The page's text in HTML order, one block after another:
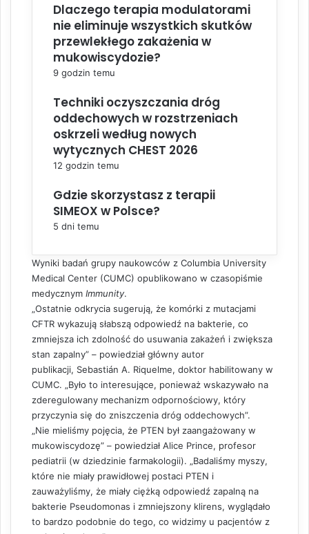
Dlaczego terapia modulatorami
nie eliminuje wszystkich skutków
przewlekłego zakażenia w
mukowiscydozie?
9 godzin temu
Techniki oczyszczania dróg
oddechowych w rozstrzeniach
oskrzeli według nowych
wytycznych CHEST 2026
12 godzin temu
Gdzie skorzystasz z terapii
SIMEOX w Polsce?
5 dni temu
Wyniki badań grupy naukowców z Columbia University
Medical Center (CUMC) opublikowano w czasopiśmie
medycznym Immunity.
„Ostatnie odkrycia sugerują, że komórki z mutacjami
CFTR wykazują słabszą odpowiedź na bakterie, co
zmniejsza ich zdolność do usuwania zakażeń i zwiększa
stan zapalny” – powiedział główny autor
publikacji, Sebastián A. Riquelme, doktor habilitowany w
CUMC. „Było to interesujące, ponieważ wskazywało na
zderegulowany mechanizm odpornościowy, który
przyczynia się do zniszczenia dróg oddechowych”.
„Nie mieliśmy pojęcia, że ​​PTEN był zaangażowany w
mukowiscydozę” – powiedział Alice Prince, profesor
pediatrii (w dziedzinie farmakologii). „Badaliśmy myszy,
które nie miały prawidłowej postaci PTEN i
zauważyliśmy, że miały ciężką odpowiedź zapalną na
bakterie Pseudomonas i zmniejszony klirens, wyglądało
to bardzo podobnie do tego, co widzimy u pacjentów z